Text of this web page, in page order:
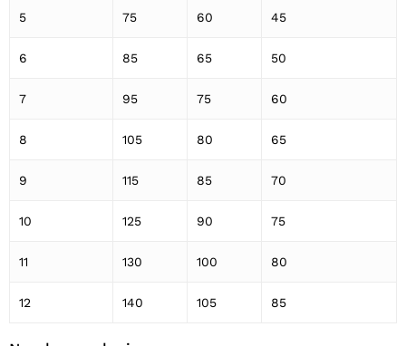
5 75 60 45
6 85 65 50
7 95 75 60
8 105 80 65
9 115 85 70
10 125 90 75
11 130 100 80
12 140 105 85